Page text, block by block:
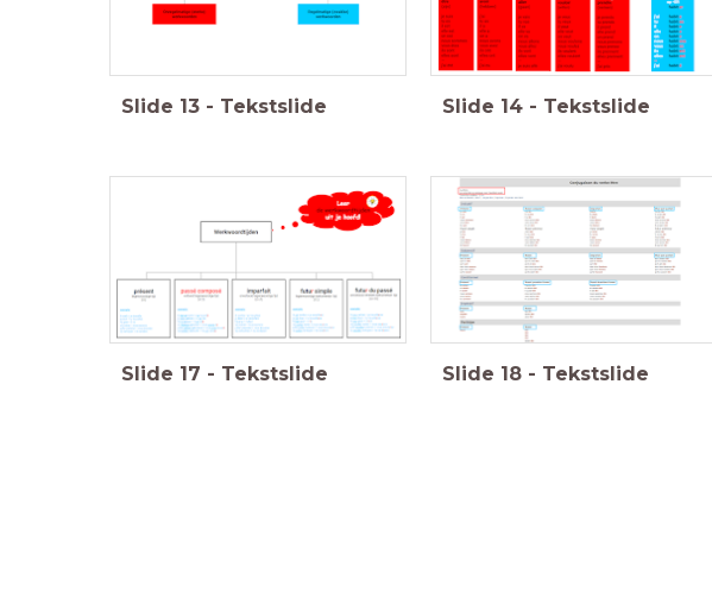
Slide 13 - Tekstslide Slide 14 - Tekstslide
Slide 17 - Tekstslide Slide 18 - Tekstslide